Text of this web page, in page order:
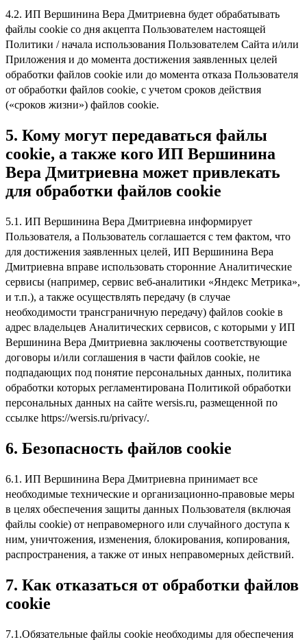
4.2. ИП Вершинина Вера Дмитриевна будет обрабатывать
файлы cookie со дня акцепта Пользователем настоящей
Политики / начала использования Пользователем Сайта и/или
Приложения и до момента достижения заявленных целей
обработки файлов cookie или до момента отказа Пользователя
от обработки файлов cookie, с учетом сроков действия
(«сроков жизни») файлов cookie.
5. Кому могут передаваться файлы
cookie, а также кого ИП Вершинина
Вера Дмитриевна может привлекать
для обработки файлов cookie
5.1. ИП Вершинина Вера Дмитриевна информирует
Пользователя, а Пользователь соглашается с тем фактом, что
для достижения заявленных целей, ИП Вершинина Вера
Дмитриевна вправе использовать сторонние Аналитические
сервисы (например, сервис веб-аналитики «Яндекс Метрика»,
и т.п.), а также осуществлять передачу (в случае
необходимости трансграничную передачу) файлов cookie в
адрес владельцев Аналитических сервисов, с которыми у ИП
Вершинина Вера Дмитриевна заключены соответствующие
договоры и/или соглашения в части файлов cookie, не
подпадающих под понятие персональных данных, политика
обработки которых регламентирована Политикой обработки
персональных данных на сайте wersis.ru, размещенной по
ссылке https://wersis.ru/privacy/.
6. Безопасность файлов cookie
6.1. ИП Вершинина Вера Дмитриевна принимает все
необходимые технические и организационно-правовые меры
в целях обеспечения защиты данных Пользователя (включая
файлы cookie) от неправомерного или случайного доступа к
ним, уничтожения, изменения, блокирования, копирования,
распространения, а также от иных неправомерных действий.
7. Как отказаться от обработки файлов
cookie
7.1.Обязательные файлы cookie необходимы для обеспечения